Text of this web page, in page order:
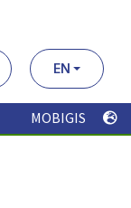
EN
MOBIGIS